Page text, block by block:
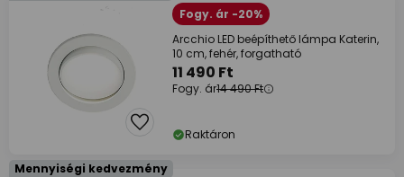
Fogy. ár -20%
Arcchio LED beépíthető lámpa Katerin,
10 cm, fehér, forgatható
11 490 Ft
Fogy. ár14 490 Ft
Raktáron
Mennyiségi kedvezmény